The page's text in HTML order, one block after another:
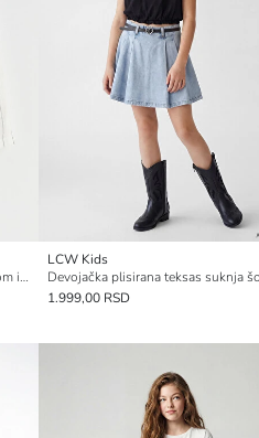
Šorts za devojčice sa elastičnim pojasom i prugama
LCW Kids
1.999,00 RSD